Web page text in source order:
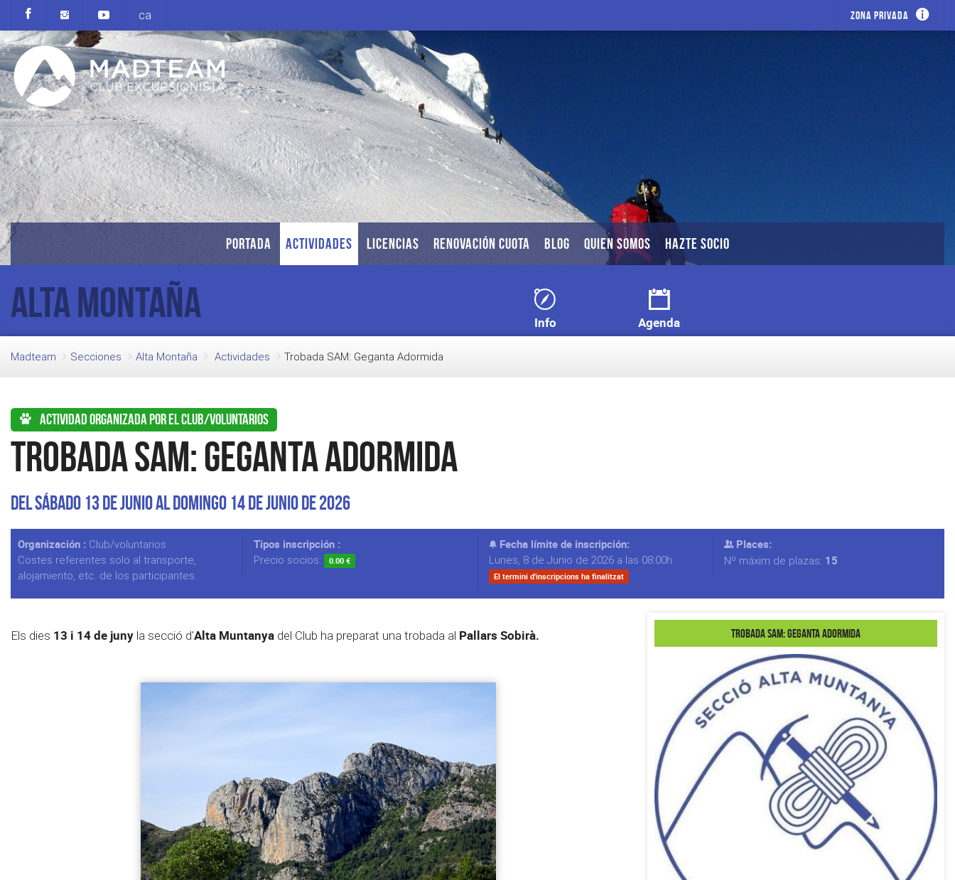
ca Zona privada
PORTADA ACTIVIDADES LICENCIAS RENOVACIÓN CUOTA BLOG QUIEN SOMOS HAZTE SOCIO
Alta Montaña Info Agenda
Madteam Secciones Alta Montaña Actividades Trobada SAM: Geganta Adormida
Actividad organizada por el club/voluntarios
Trobada SAM: Geganta Adormida
Del Sábado 13 de Junio al Domingo 14 de Junio de 2026
Organización : Club/voluntarios
Costes referentes solo al transporte,
alojamiento, etc. de los participantes.
Tipos inscripción :
Precio socios: 0.00 €
Fecha límite de inscripción:
Lunes, 8 de Junio de 2026 a las 08:00h
El termini d'inscripcions ha finalitzat
Places:
Nº máxim de plazas: 15
Els dies 13 i 14 de juny la secció d'Alta Muntanya del Club ha preparat una trobada al Pallars Sobirà. Trobada SAM: Geganta Adormida